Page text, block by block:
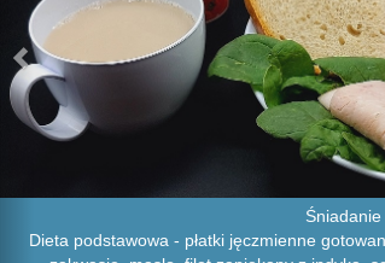
Śniadanie
Dieta podstawowa - płatki jęczmienne